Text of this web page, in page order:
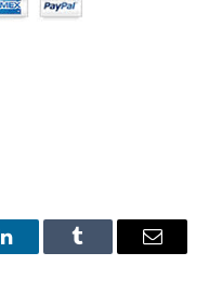
LinkedInTumblr Email